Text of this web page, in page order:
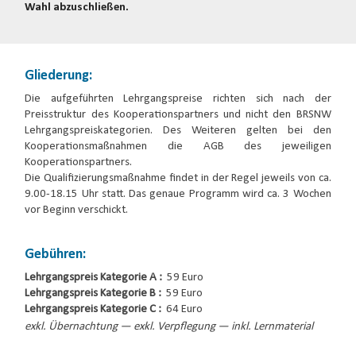
Wahl abzuschließen.
Gliederung:
Die aufgeführten Lehrgangspreise richten sich nach der
Preisstruktur des Kooperationspartners und nicht den BRSNW
Lehrgangspreiskategorien. Des Weiteren gelten bei den
Kooperationsmaßnahmen die AGB des jeweiligen
Kooperationspartners.
Die Qualifizierungsmaßnahme findet in der Regel jeweils von ca.
9.00-18.15 Uhr statt. Das genaue Programm wird ca. 3 Wochen
vor Beginn verschickt.
Gebühren:
Lehrgangspreis Kategorie A : 59 Euro
Lehrgangspreis Kategorie B : 59 Euro
Lehrgangspreis Kategorie C : 64 Euro
exkl. Übernachtung — exkl. Verpflegung — inkl. Lernmaterial